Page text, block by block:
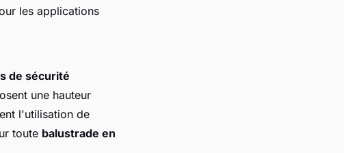
les applications
de sécurité
une hauteur
l'utilisation de
toute balustrade en